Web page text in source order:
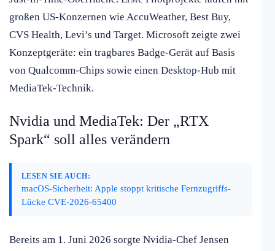
großen US-Konzernen wie AccuWeather, Best Buy,
CVS Health, Levi’s und Target. Microsoft zeigte zwei
Konzeptgeräte: ein tragbares Badge-Gerät auf Basis
von Qualcomm-Chips sowie einen Desktop-Hub mit
MediaTek-Technik.
Nvidia und MediaTek: Der „RTX
Spark“ soll alles verändern
LESEN SIE AUCH:
macOS-Sicherheit: Apple stoppt kritische Fernzugriffs-
Lücke CVE-2026-65400
Bereits am 1. Juni 2026 sorgte Nvidia-Chef Jensen